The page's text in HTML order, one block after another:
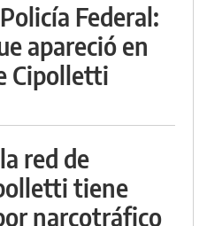
Federal:
apareció en
Cipolletti
red de
tiene
narcotráfico